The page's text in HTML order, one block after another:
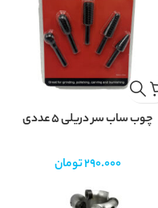
چوب ساب سر دریلی ۵ عددی
290.000تومان